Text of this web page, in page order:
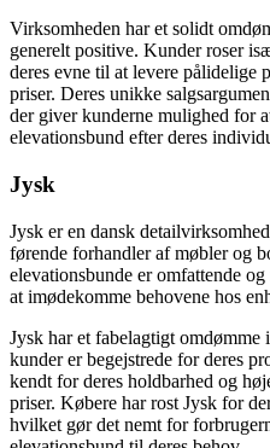
Virksomheden har et solidt
generelt positive. Kunder roser
deres evne til at levere pålidelige
priser. Deres unikke
der giver kunderne mulighed for
elevationsbund efter deres
Jysk
Jysk er en dansk
førende forhandler af møbler og
elevationsbunde er omfattende
at imødekomme behovene hos
Jysk har et fabelagtigt omdømme
kunder er begejstrede for deres
kendt for deres holdbarhed og
priser. Købere har rost Jysk for
hvilket gør det nemt for